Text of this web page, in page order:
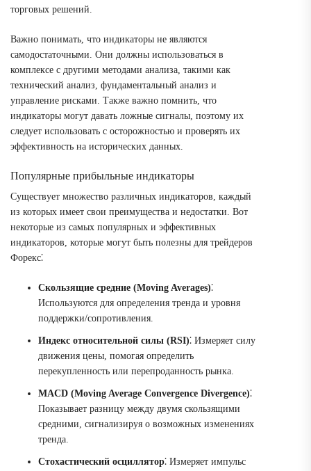
торговых решений.
Важно понимать, что индикаторы не являются
самодостаточными. Они должны использоваться в
комплексе с другими методами анализа, такими как
технический анализ, фундаментальный анализ и
управление рисками. Также важно помнить, что
индикаторы могут давать ложные сигналы, поэтому их
следует использовать с осторожностью и проверять их
эффективность на исторических данных.
Популярные прибыльные индикаторы
Существует множество различных индикаторов, каждый
из которых имеет свои преимущества и недостатки. Вот
некоторые из самых популярных и эффективных
индикаторов, которые могут быть полезны для трейдеров
Форекс⁚
Скользящие средние (Moving Averages)⁚
Используются для определения тренда и уровня
поддержки/сопротивления.
Индекс относительной силы (RSI)⁚ Измеряет силу
движения цены, помогая определить
перекупленность или перепроданность рынка.
MACD (Moving Average Convergence Divergence)⁚
Показывает разницу между двумя скользящими
средними, сигнализируя о возможных изменениях
тренда.
Стохастический осциллятор⁚ Измеряет импульс